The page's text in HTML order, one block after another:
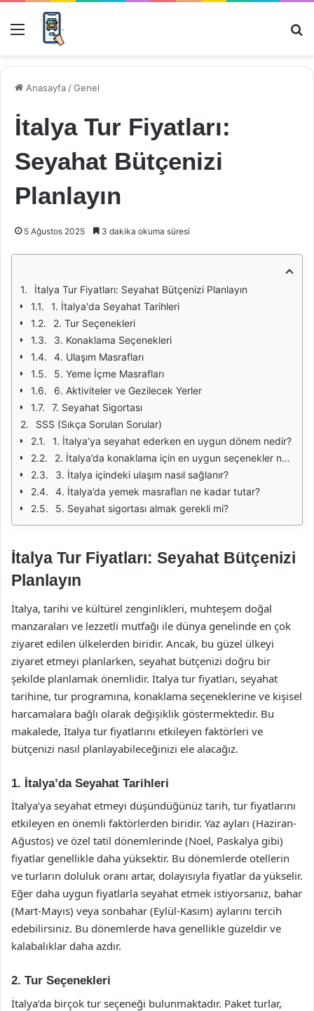
Menü
Anasayfa /Genel
İtalya Tur Fiyatları:
Seyahat Bütçenizi
Planlayın
5 Ağustos 2025 3 dakika okuma süresi
İtalya Tur Fiyatları: Seyahat Bütçenizi Planlayın
1. İtalya'da Seyahat Tarihleri
2. Tur Seçenekleri
3. Konaklama Seçenekleri
4. Ulaşım Masrafları
5. Yeme İçme Masrafları
6. Aktiviteler ve Gezilecek Yerler
7. Seyahat Sigortası
SSS (Sıkça Sorulan Sorular)
1. İtalya’ya seyahat ederken en uygun dönem nedir?
2. İtalya’da konaklama için en uygun seçenekler nelerdir?
3. İtalya içindeki ulaşım nasıl sağlanır?
4. İtalya’da yemek masrafları ne kadar tutar?
5. Seyahat sigortası almak gerekli mi?
İtalya Tur Fiyatları: Seyahat Bütçenizi
Planlayın
İtalya, tarihi ve kültürel zenginlikleri, muhteşem doğal
manzaraları ve lezzetli mutfağı ile dünya genelinde en çok
ziyaret edilen ülkelerden biridir. Ancak, bu güzel ülkeyi
ziyaret etmeyi planlarken, seyahat bütçenizi doğru bir
şekilde planlamak önemlidir. İtalya tur fiyatları, seyahat
tarihine, tur programına, konaklama seçeneklerine ve kişisel
harcamalara bağlı olarak değişiklik göstermektedir. Bu
makalede, İtalya tur fiyatlarını etkileyen faktörleri ve
bütçenizi nasıl planlayabileceğinizi ele alacağız.
1. İtalya’da Seyahat Tarihleri
İtalya’ya seyahat etmeyi düşündüğünüz tarih, tur fiyatlarını
etkileyen en önemli faktörlerden biridir. Yaz ayları (Haziran-
Ağustos) ve özel tatil dönemlerinde (Noel, Paskalya gibi)
fiyatlar genellikle daha yüksektir. Bu dönemlerde otellerin
ve turların doluluk oranı artar, dolayısıyla fiyatlar da yükselir.
Eğer daha uygun fiyatlarla seyahat etmek istiyorsanız, bahar
(Mart-Mayıs) veya sonbahar (Eylül-Kasım) aylarını tercih
edebilirsiniz. Bu dönemlerde hava genellikle güzeldir ve
kalabalıklar daha azdır.
2. Tur Seçenekleri
İtalya’da birçok tur seçeneği bulunmaktadır. Paket turlar,